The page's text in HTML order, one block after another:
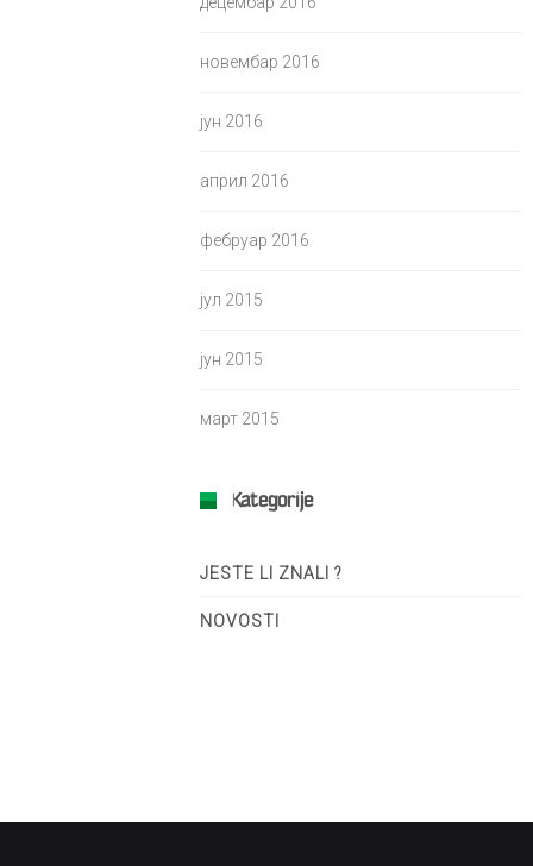
новембар 2016
јун 2016
април 2016
фебруар 2016
јул 2015
јун 2015
март 2015
Kategorije
JESTE LI ZNALI ?
NOVOSTI